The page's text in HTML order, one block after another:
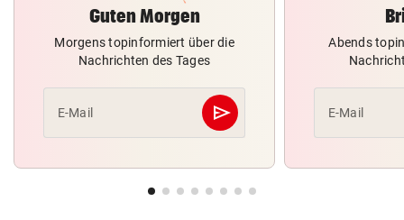
Guten Morgen
Morgens topinformiert über die
Nachrichten des Tages
E-Mail send
Abschicken
Abends
E-Mail